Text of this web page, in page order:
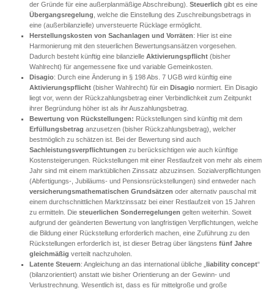
der Gründe für eine außerplanmäßige Abschreibung). Steuerlich gibt es eine
Übergangsregelung , welche die Einstellung des Zuschreibungsbetrags in
eine (außerbilanzielle) unversteuerte Rücklage ermöglicht.
Herstellungskosten von Sachanlagen und Vorräten: Hier ist eine
Harmonierung mit den steuerlichen Bewertungsansätzen vorgesehen.
Dadurch besteht künftig eine bilanzielle Aktivierungspflicht(bisher
Wahlrecht) für angemessene fixe und variable Gemeinkosten.
Disagio: Durch eine Änderung in § 198 Abs. 7 UGB wird künftig eine
Aktivierungspflicht(bisher Wahlrecht) für ein Disagionormiert. Ein Disagio
liegt vor, wenn der Rückzahlungsbetrag einer Verbindlichkeit zum Zeitpunkt
ihrer Begründung höher ist als ihr Auszahlungsbetrag.
Bewertung von Rückstellungen: Rückstellungen sind künftig mit dem
Erfüllungsbetrag anzusetzen (bisher Rückzahlungsbetrag), welcher
bestmöglich zu schätzen ist. Bei der Bewertung sind auch
Sachleistungsverpflichtungen zu berücksichtigen wie auch künftige
Kostensteigerungen. Rückstellungen mit einer Restlaufzeit von mehr als einem
Jahr sind mit einem marktüblichen Zinssatz abzuzinsen. Sozialverpflichtungen
(Abfertigungs-, Jubiläums- und Pensionsrückstellungen) sind entweder nach
versicherungsmathematischen Grundsätzen oder alternativ pauschal mit
einem durchschnittlichen Marktzinssatz bei einer Restlaufzeit von 15 Jahren
zu ermitteln. Die steuerlichen Sonderregelungen gelten weiterhin. Soweit
aufgrund der geänderten Bewertung von langfristigen Verpflichtungen, welche
die Bildung einer Rückstellung erforderlich machen, eine Zuführung zu den
Rückstellungen erforderlich ist, ist dieser Betrag über längstens fünf Jahre
gleichmäßig verteilt nachzuholen.
Latente Steuern: Angleichung an das international übliche „ liability concept“
(bilanzorientiert) anstatt wie bisher Orientierung an der Gewinn- und
Verlustrechnung. Wesentlich ist, dass es für mittelgroße und große